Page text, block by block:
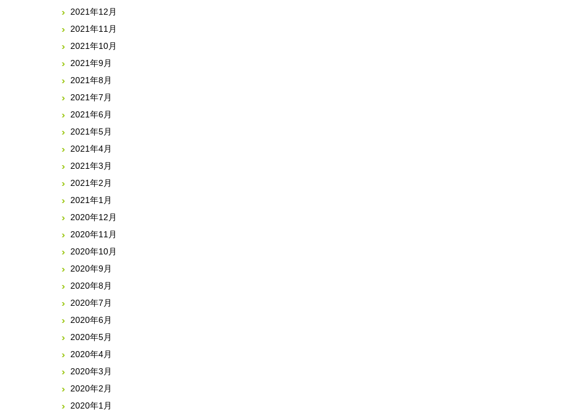
2021年12月
2021年11月
2021年10月
2021年9月
2021年8月
2021年7月
2021年6月
2021年5月
2021年4月
2021年3月
2021年2月
2021年1月
2020年12月
2020年11月
2020年10月
2020年9月
2020年8月
2020年7月
2020年6月
2020年5月
2020年4月
2020年3月
2020年2月
2020年1月